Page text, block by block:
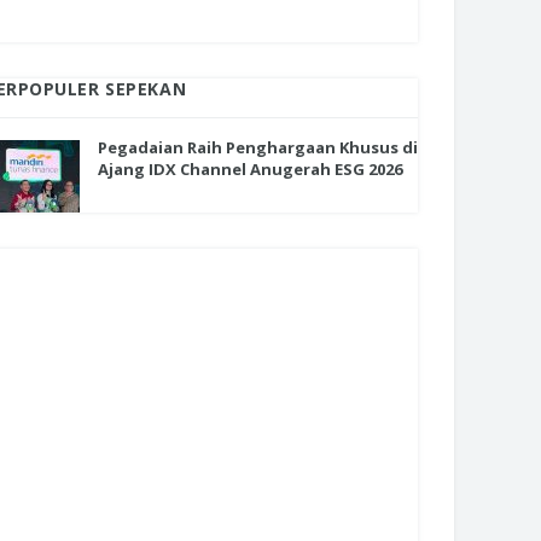
SEPEKAN
Pegadaian Raih Penghargaan Khusus di
Ajang IDX Channel Anugerah ESG 2026